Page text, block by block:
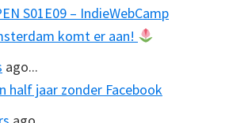
S01E09 – IndieWebCamp
komt er aan!
ago...
half jaar zonder Facebook